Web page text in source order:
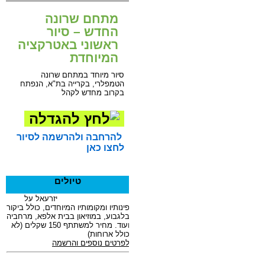
מתחם שרונה
החדש – סיור
ראשוני באטרקציה
המיוחדת
סיור מיוחד במתחם שרונה
הטמפלרי, בקרייה בת"א, הנפתח
בקרוב מחדש לקהל
להרחבה ולהרשמה לסיור
לחצו כאן
טיולים